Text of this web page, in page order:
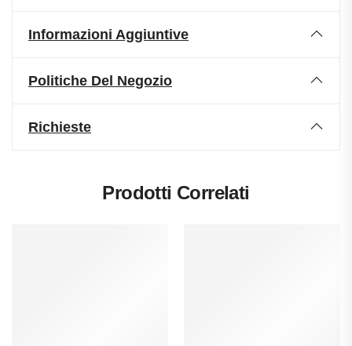
Informazioni Aggiuntive
Politiche Del Negozio
Richieste
Prodotti Correlati